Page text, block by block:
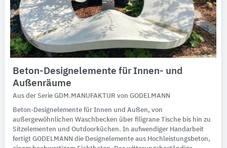
Beton-Designelemente für Innen- und
Außenräume
Aus der Serie GDM.MANUFAKTUR von GODELMANN
Beton-Designelemente für Innen und Außen, von
außergewöhnlichen Waschbecken über filigrane Tische bis hin zu
Sitzelementen und Outdoorküchen. In aufwendiger Handarbeit
fertigt GODELMANN die Designelemente aus Hochleistungsbeton,